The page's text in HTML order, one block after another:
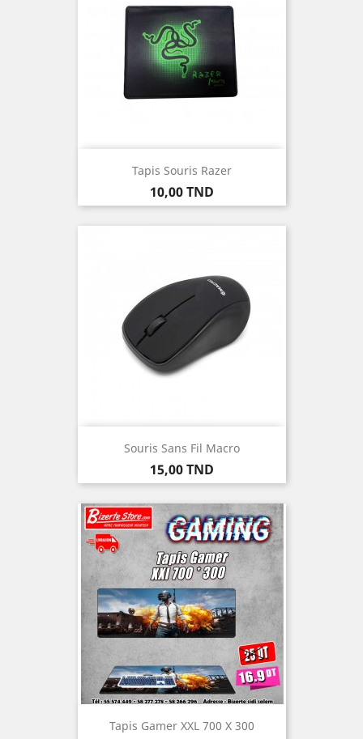
Tapis Souris Razer
Prix
10,00 TND
Souris Sans Fil Macro
Prix
15,00 TND
Tapis Gamer XXL 700 X 300